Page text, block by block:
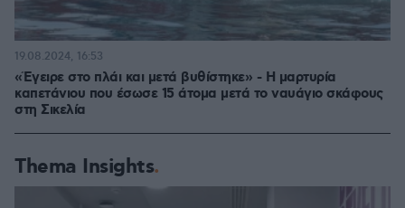
«Έγειρε στο πλάι και μετά βυθίστηκε» - Η μαρτυρία
καπετάνιου που έσωσε 15 άτομα μετά το ναυάγιο σκάφους
στη Σικελία
19.08.2024, 16:53
Thema Insights